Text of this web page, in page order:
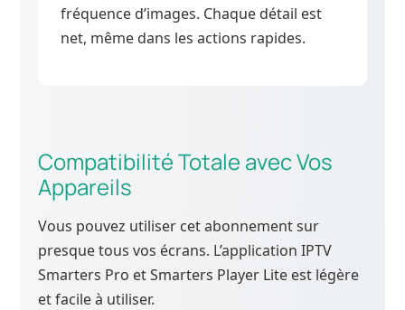
fréquence d’images. Chaque détail est
net, même dans les actions rapides.
Compatibilité Totale avec Vos
Appareils
Vous pouvez utiliser cet abonnement sur
presque tous vos écrans. L’application IPTV
Smarters Pro et Smarters Player Lite est légère
et facile à utiliser.